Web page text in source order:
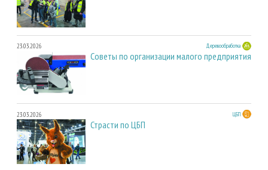
23.03.2026 Деревообработка
Советы по организации малого предприятия
23.03.2026 ЦБП
Страсти по ЦБП